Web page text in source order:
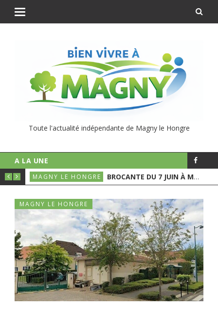
Toute l'actualité indépendante de Magny le Hongre
A LA UNE
VERTS
MAGNY LE HONGRE BROCANTE DU 7 JUIN À MAGNY
MAGNY LE HONGRE